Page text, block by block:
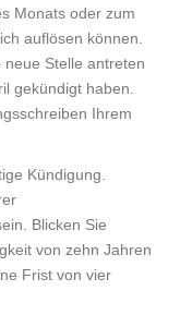
Monats oder zum
auflösen können.
Stelle antreten
gekündigt haben.
Ihrem
Kündigung.
Blicken Sie
von zehn Jahren
Frist von vier